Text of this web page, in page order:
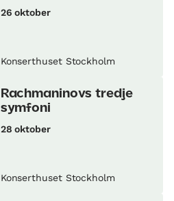
26 oktober
Konserthuset Stockholm
Rachmaninovs tredje
symfoni
28 oktober
Konserthuset Stockholm